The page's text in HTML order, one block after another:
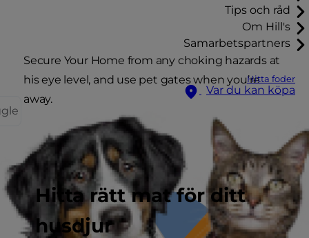
Tips och råd
Om Hill's
Samarbetspartners
Hitta foder
Var du kan köpa
Hitta rätt mat för ditt
husdjur
Secure Your Home from any choking hazards at
his eye level, and use pet gates when you’re
away.